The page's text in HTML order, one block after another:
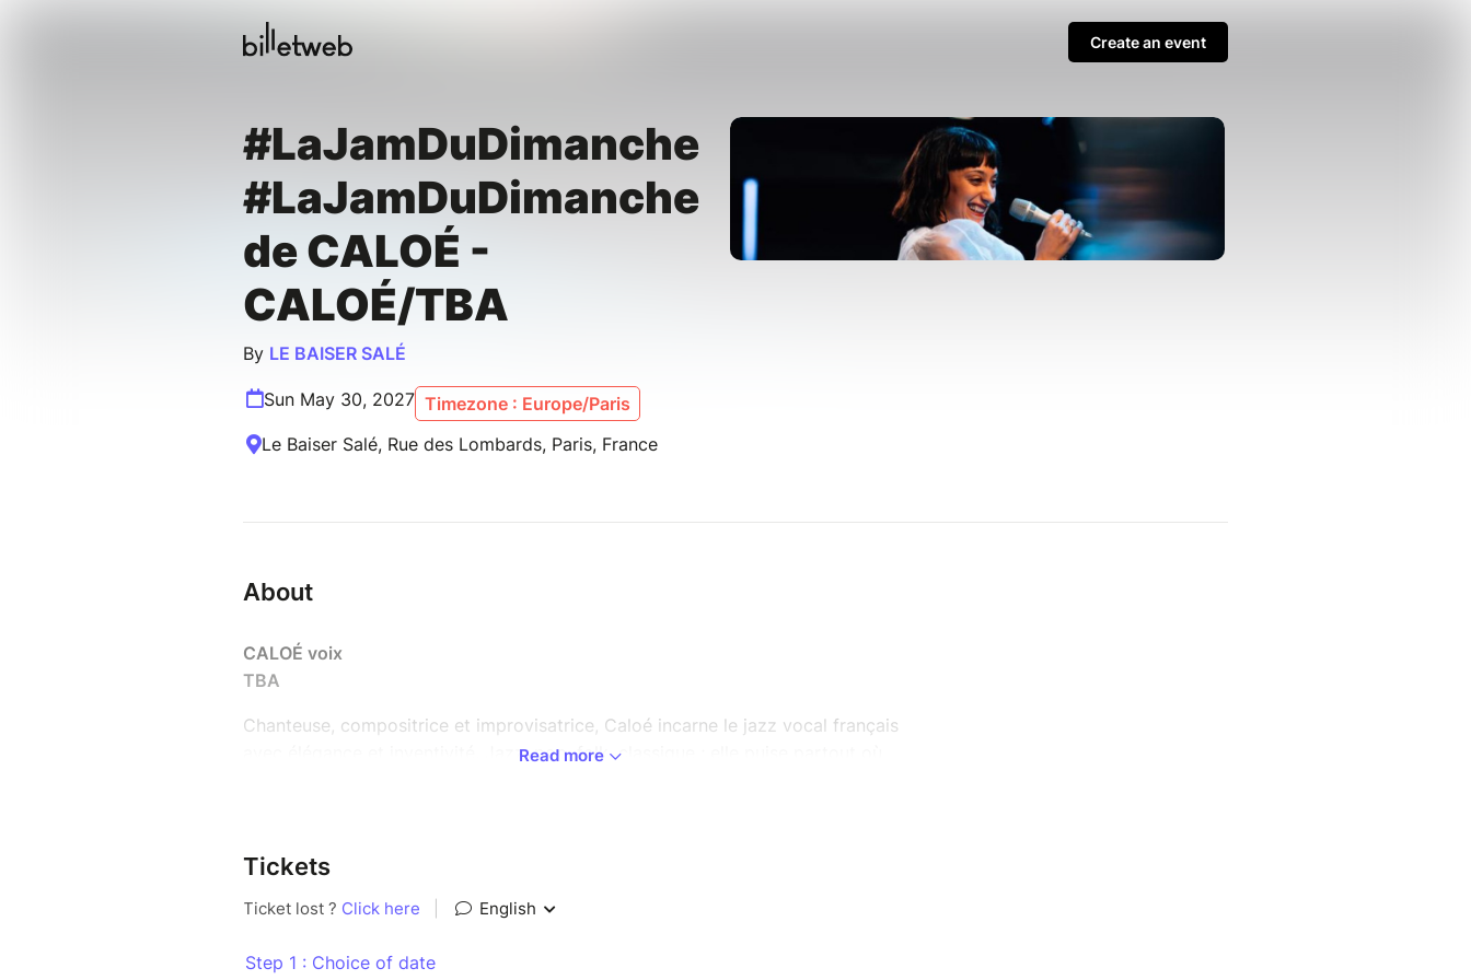
Create an event
#LaJamDuDimanche
#LaJamDuDimanche
de CALOÉ -
CALOÉ/TBA
By LE BAISER SALÉ
Sun May 30, 2027 Timezone : Europe/Paris
Le Baiser Salé, Rue des Lombards, Paris, France
About
CALOÉ voix
TBA
Chanteuse, compositrice et improvisatrice, Caloé incarne le jazz vocal français
avec élégance et inventivité. Jazz, pop, folk, classique ; elle puise partout où
Sur scène, elle captive, scatte, jongle avec les mots. Elle fait des jam son
terrain de jeu… et le vôtre ! Deux albums, deux chapitres d'une belle histoire :
Saisons (2020), poétique et raffiné, salué par la critique, puis Le Voyageur
imaginaire généreux. Une artiste qui avance, qui explore, et ça s'entend !
Read more
Tickets